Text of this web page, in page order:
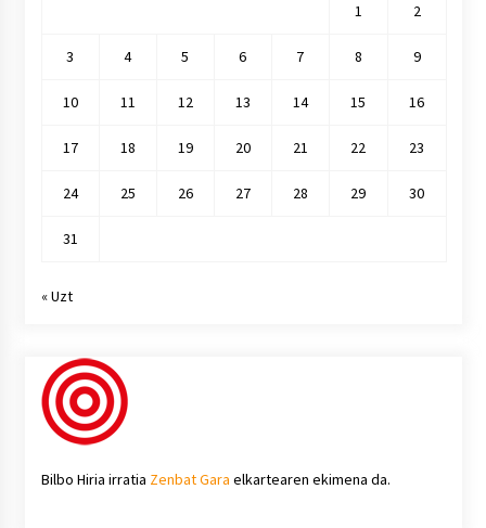
1
2
3 4 5 6 7 8 9
10 11 12 13 14 15 16
17 18 19 20 21 22 23
24 25 26 27 28 29 30
31
« Uzt
Bilbo Hiria irratia Zenbat Gara elkartearen ekimena da.